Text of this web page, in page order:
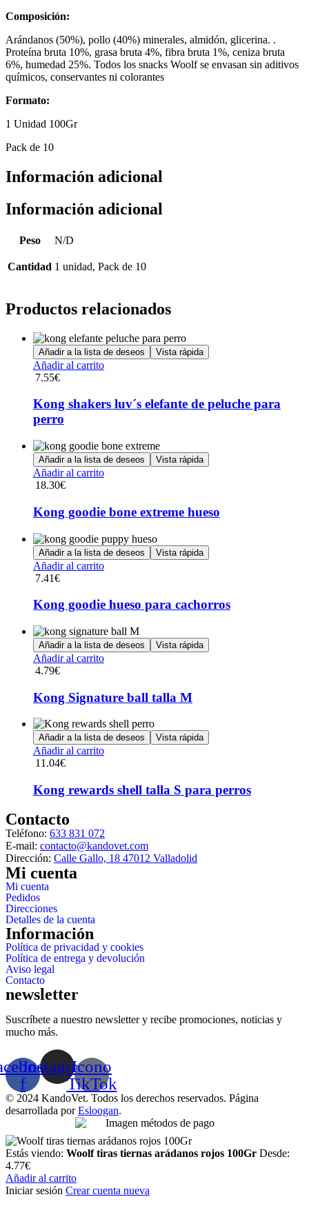
Composición:
Arándanos (50%), pollo (40%) minerales, almidón, glicerina. .
Proteína bruta 10%, grasa bruta 4%, fibra bruta 1%, ceniza bruta
6%, humedad 25%. Todos los snacks Woolf se envasan sin aditivos
químicos, conservantes ni colorantes
Formato:
1 Unidad 100Gr
Pack de 10
Información adicional
Información adicional
Peso N/D
Cantidad 1 unidad, Pack de 10
Productos relacionados
Añadir a la lista de deseos Vista rápida
Añadir al carrito
7.55€
Kong shakers luv´s elefante de peluche para
perro
Añadir a la lista de deseos Vista rápida
Añadir al carrito
18.30€
Kong goodie bone extreme hueso
Añadir a la lista de deseos Vista rápida
Añadir al carrito
7.41€
Kong goodie hueso para cachorros
Añadir a la lista de deseos Vista rápida
Añadir al carrito
4.79€
Kong Signature ball talla M
Añadir a la lista de deseos Vista rápida
Añadir al carrito
11.04€
Kong rewards shell talla S para perros
Contacto
Teléfono: 633 831 072
E-mail: contacto@kandovet.com
Dirección: Calle Gallo, 18 47012 Valladolid
Mi cuenta
Mi cuenta
Pedidos
Direcciones
Detalles de la cuenta
Información
Política de privacidad y cookies
Política de entrega y devolución
Aviso legal
Contacto
newsletter
Suscríbete a nuestro newsletter y recibe promociones, noticias y
mucho más.
f
InstagramIcono
TikTok
© 2024 KandoVet. Todos los derechos reservados. Página
desarrollada porEsloogan.
Estás viendo: Woolf tiras tiernas arádanos rojos 100Gr Desde:
4.77€
Añadir al carrito
Iniciar sesión Crear cuenta nueva